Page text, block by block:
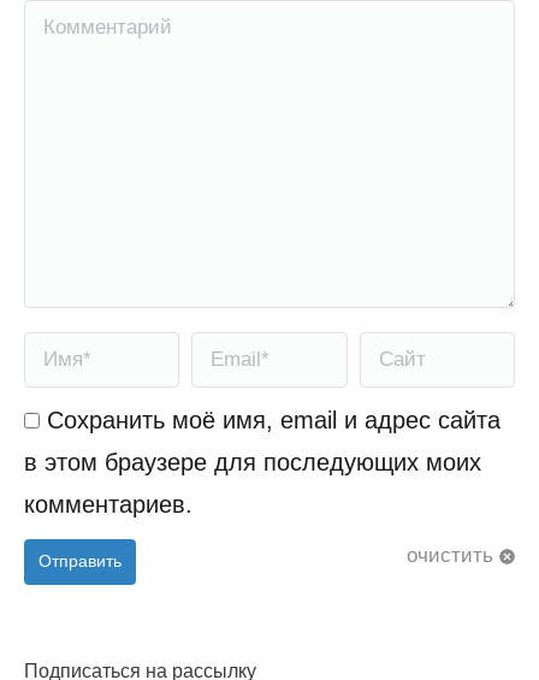
Комментарий
Имя * Email * Сайт
Сохранить моё имя, email и адрес сайта
в этом браузере для последующих моих
комментариев.
очистить
Отправить
Подписаться на рассылку